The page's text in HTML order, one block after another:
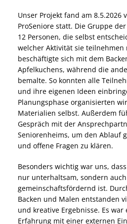
Unser Projekt fand am 8.5.2026
ProSeniore statt. Die Gruppe
12 Personen, die selbst
welcher Aktivität sie teilnehmen
beschäftigte sich mit dem
Apfelkuchens, während die
bemalte. So konnten alle
und ihre eigenen Ideen
Planungsphase organisierten
Materialien selbst. Außerdem
Gespräch mit der
Seniorenheims, um den Ablauf
und offene Fragen zu klären.
Besonders wichtig war uns,
nur unterhaltsam, sondern auch
gemeinschaftsfördernd ist.
Backen und Malen entstanden
und kreative Ergebnisse. Es
Erfahrung mit einer externen